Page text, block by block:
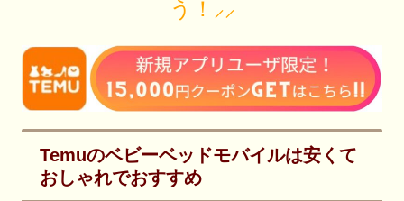
う！⸝⸝
Temuのベビーベッドモバイルは安くて
おしゃれでおすすめ